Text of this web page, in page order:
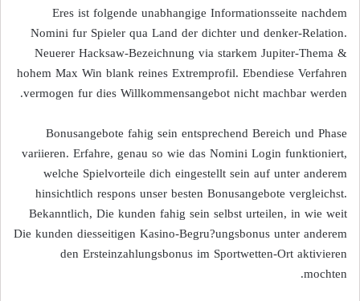
Eres ist folgende unabhangige Informationsseite nachdem
Nomini fur Spieler qua Land der dichter und denker-Relation.
Neuerer Hacksaw-Bezeichnung via starkem Jupiter-Thema &
hohem Max Win blank reines Extremprofil. Ebendiese Verfahren
vermogen fur dies Willkommensangebot nicht machbar werden.
Bonusangebote fahig sein entsprechend Bereich und Phase
variieren. Erfahre, genau so wie das Nomini Login funktioniert,
welche Spielvorteile dich eingestellt sein auf unter anderem
hinsichtlich respons unser besten Bonusangebote vergleichst.
Bekanntlich, Die kunden fahig sein selbst urteilen, in wie weit
Die kunden diesseitigen Kasino-Begru?ungsbonus unter anderem
den Ersteinzahlungsbonus im Sportwetten-Ort aktivieren
mochten.